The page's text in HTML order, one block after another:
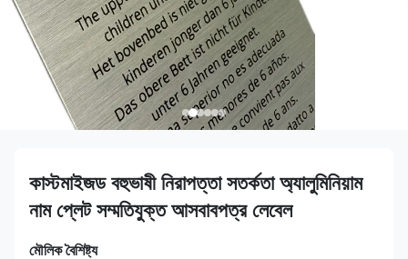
কাস্টমাইজড বহুভাষী নিরাপত্তা সতর্কতা অ্যালুমিনিয়াম
নাম প্লেট সম্মতিযুক্ত আসবাবপত্র লেবেল
মৌলিক বৈশিষ্ট্য